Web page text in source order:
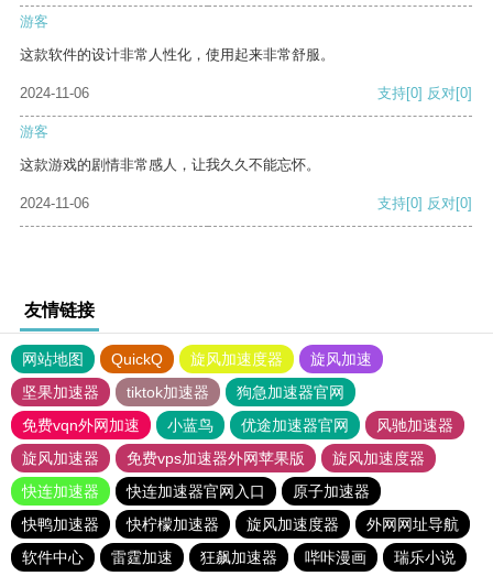
游客
这款软件的设计非常人性化，使用起来非常舒服。
2024-11-06 支持[0] 反对[0]
游客
这款游戏的剧情非常感人，让我久久不能忘怀。
2024-11-06 支持[0] 反对[0]
友情链接
网站地图 QuickQ 旋风加速度器
旋风加速
坚果加速器
tiktok加速器
狗急加速器官网
免费vqn外网加速
小蓝鸟 优途加速器官网
风驰加速器
旋风加速器
免费vps加速器外网苹果版
旋风加速度器
快连加速器
快连加速器官网入口
原子加速器
快鸭加速器
快柠檬加速器 旋风加速度器
外网网址导航
软件中心
雷霆加速 狂飙加速器 哔咔漫画 瑞乐小说